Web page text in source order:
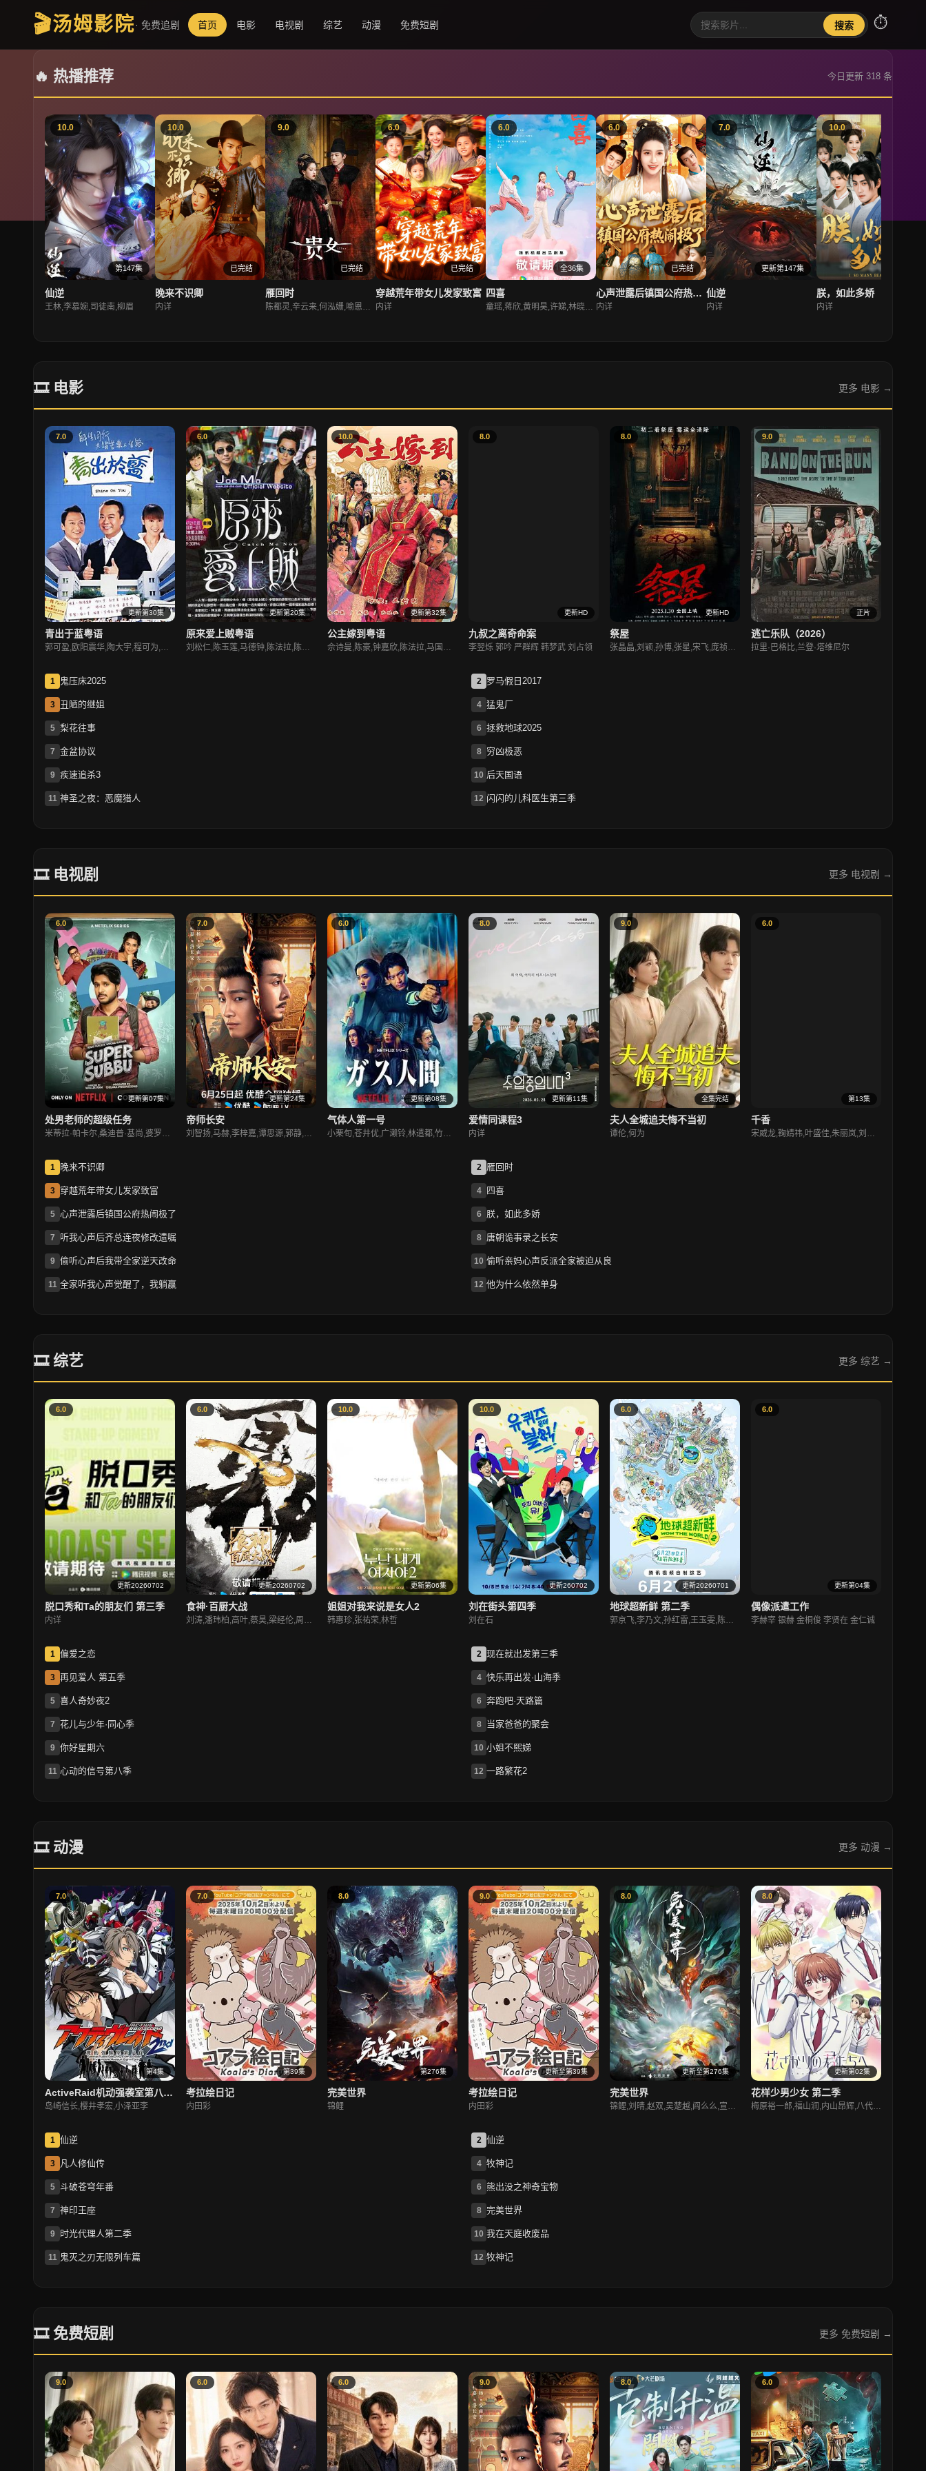
🎬汤姆影院· 免费追剧 首页 电影 电视剧 综艺 动漫 免费短剧 搜索 ⏱
🔥 热播推荐 今日更新 318 条
10.0
第147集
仙逆
王林,李慕婉,司徒南,柳眉
10.0
已完结
晚来不识卿
内详
9.0
已完结
雁回时
陈都灵,辛云来,何泓姗,喻恩泰,温峥嵘,王艳,刘旭威,傅菁,黄海冰,廖慧佳
6.0
已完结
穿越荒年带女儿发家致富
内详
6.0
全36集
四喜
童瑶,蒋欣,黄明昊,许娣,林晓杰,侯岩松,岳红,付辛博,王菊,黄澄澄,宣言,马旭东,李之夏,牛飘,谭希和,王瑞欣,王澜,冯鹏,周游,张帆,刘思辰
6.0
已完结
心声泄露后镇国公府热闹极了
内详
7.0
更新第147集
仙逆
内详
10.0
朕，如此多娇
内详
🎞 电影 更多 电影 →
7.0
更新第30集
青出于蓝粤语
6.0
更新第20集
原来爱上贼粤语
10.0
更新第32集
公主嫁到粤语
8.0
更新HD
九叔之离奇命案
李翌烁 郭吟 严群辉 韩梦武 刘占领
8.0
更新HD
祭屋
9.0
正片
逃亡乐队（2026）
拉里·巴格比,兰登·塔维尼尔
1 鬼压床2025 2 罗马假日2017
3 丑陋的继姐 4 猛鬼厂
5 梨花往事 6 拯救地球2025
7 金盆协议 8 穷凶极恶
9 疾速追杀3 10 后天国语
11 神圣之夜：恶魔猎人 12 闪闪的儿科医生第三季
🎞 电视剧 更多 电视剧 →
6.0
更新第07集
处男老师的超级任务
米蒂拉·帕卡尔,桑迪普·基尚,婆罗门·安达姆,穆里·夏尔马,Manasa·Chowdary
7.0
更新第24集
帝师长安
刘智扬,马赫,李梓嘉,谭思源,郭静,阿比达,余璐娜,周小鹏,齐美仁真,肖茵,马可,宁文彤
6.0
更新第08集
气体人第一号
小栗旬,苍井优,广濑铃,林遣都,竹野内丰,内田雅乐
8.0
更新第11集
爱情同课程3
内详
9.0
全集完结
夫人全城追夫悔不当初
谭伦,何为
6.0
第13集
千香
宋威龙,鞠婧祎,叶盛佳,朱丽岚,刘梦芮,何中华,张志浩,林艾泇,郑合惠子,赵华为,梁咏妮,傅方俊
1 晚来不识卿 2 雁回时
3 穿越荒年带女儿发家致富 4 四喜
5 心声泄露后镇国公府热闹极了 6 朕，如此多娇
7 听我心声后齐总连夜修改遗嘱 8 唐朝诡事录之长安
9 偷听心声后我带全家逆天改命 10 偷听亲妈心声反派全家被迫从良
11 全家听我心声觉醒了，我躺赢 12 他为什么依然单身
🎞 综艺 更多 综艺 →
6.0
更新20260702
脱口秀和Ta的朋友们 第三季
内详
6.0
更新20260702
食神·百厨大战
10.0
更新第06集
姐姐对我来说是女人2
韩惠珍,张祐荣,林哲
10.0
更新260702
刘在街头第四季
刘在石
6.0
更新20260701
地球超新鲜 第二季
6.0
更新第04集
偶像派遣工作
李赫宰 银赫 金桐俊 李贤在 金仁诚
1 偏爱之恋 2 现在就出发第三季
3 再见爱人 第五季 4 快乐再出发·山海季
5 喜人奇妙夜2 6 奔跑吧·天路篇
7 花儿与少年·同心季 8 当家爸爸的聚会
9 你好星期六 10 小姐不熙娣
11 心动的信号第八季 12 一路繁花2
🎞 动漫 更多 动漫 →
7.0
第4集
ActiveRaid机动强袭室第八组第二季
岛崎信长,樱井孝宏,小泽亚李
7.0
第39集
考拉绘日记
内田彩
8.0
第276集
完美世界
锦鲤
9.0
更新至第39集
考拉绘日记
内田彩
8.0
更新至第276集
完美世界
锦鲤,刘晴,赵双,吴楚越,阎么么,宣晓鸣
8.0
更新第02集
花样少男少女 第二季
梅原裕一郎,福山润,内山昂辉,八代拓,日野聪,驹田航,川岛零士,夏吉优子,西山宏太朗,山根绮,户谷菊之介,古屋亚南
1 仙逆 2 仙逆
3 凡人修仙传 4 牧神记
5 斗破苍穹年番 6 熊出没之神奇宝物
7 神印王座 8 完美世界
9 时光代理人第二季 10 我在天庭收废品
11 鬼灭之刃无限列车篇 12 牧神记
🎞 免费短剧 更多 免费短剧 →
9.0 6.0 6.0 9.0 8.0 6.0